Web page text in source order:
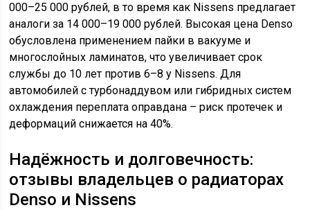
000–25 000 рублей, в то время как Nissens предлагает
аналоги за 14 000–19 000 рублей. Высокая цена Denso
обусловлена применением пайки в вакууме и
многослойных ламинатов, что увеличивает срок
службы до 10 лет против 6–8 у Nissens. Для
автомобилей с турбонаддувом или гибридных систем
охлаждения переплата оправдана – риск протечек и
деформаций снижается на 40%.
Надёжность и долговечность:
отзывы владельцев о радиаторах
Denso и Nissens